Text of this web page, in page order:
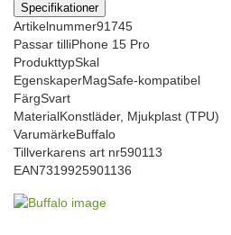
Specifikationer
Artikelnummer91745
Passar tilliPhone 15 Pro
ProdukttypSkal
EgenskaperMagSafe-kompatibel
FärgSvart
MaterialKonstläder, Mjukplast (TPU)
VarumärkeBuffalo
Tillverkarens art nr590113
EAN7319925901136